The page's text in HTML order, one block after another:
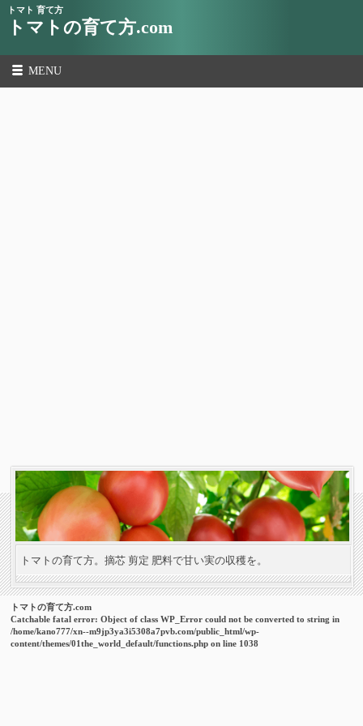
トマト 育て方
トマトの育て方.com
MENU
トマトの育て方。摘芯 剪定 肥料で甘い実の収穫を。
トマトの育て方.com
Catchable fatal error: Object of class WP_Error could not be converted to string in
/home/kano777/xn--m9jp3ya3i5308a7pvb.com/public_html/wp-
content/themes/01the_world_default/functions.php on line 1038